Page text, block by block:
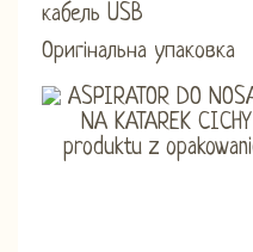
кабель USB
Оригінальна упаковка